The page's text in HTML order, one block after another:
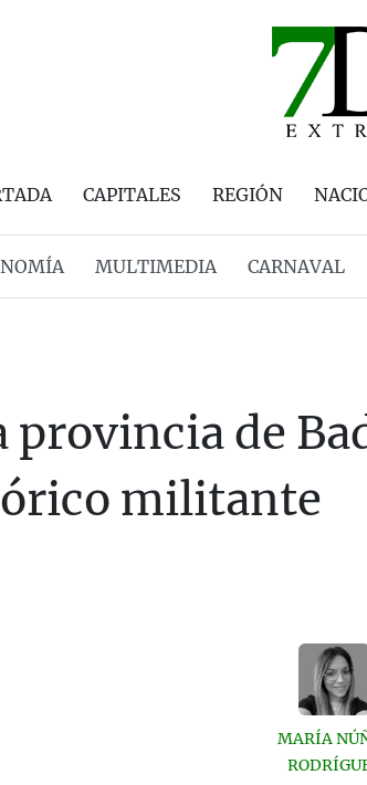
CAPITALES REGIÓN
MULTIMEDIA CARNAVAL
provincia de
militante
MARÍA